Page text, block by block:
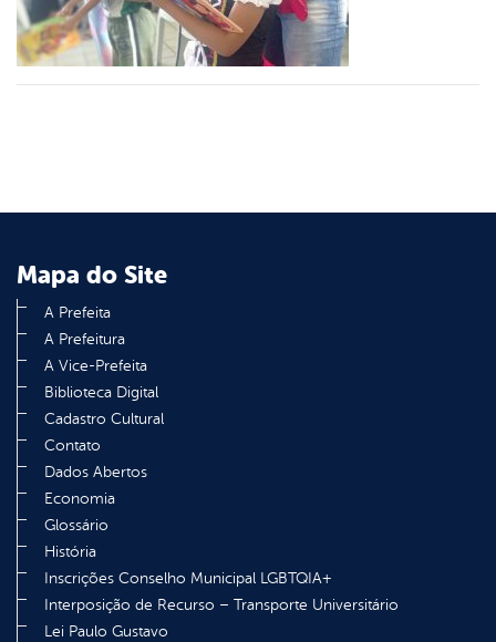
Mapa do Site
A Prefeita
A Prefeitura
A Vice-Prefeita
Biblioteca Digital
Cadastro Cultural
Contato
Dados Abertos
Economia
Glossário
História
Inscrições Conselho Municipal LGBTQIA+
Interposição de Recurso – Transporte Universitário
Lei Paulo Gustavo